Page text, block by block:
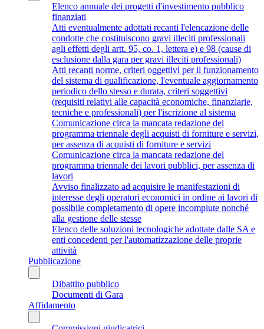
Elenco annuale dei progetti d'investimento pubblico
finanziati
Atti eventualmente adottati recanti l'elencazione delle
condotte che costituiscono gravi illeciti professionali
agli effetti degli artt. 95, co. 1, lettera e) e 98 (cause di
esclusione dalla gara per gravi illeciti professionali)
Atti recanti norme, criteri oggettivi per il funzionamento
del sistema di qualificazione, l'eventuale aggiornamento
periodico dello stesso e durata, criteri soggettivi
(requisiti relativi alle capacità economiche, finanziarie,
tecniche e professionali) per l'iscrizione al sistema
Comunicazione circa la mancata redazione del
programma triennale degli acquisti di forniture e servizi,
per assenza di acquisti di forniture e servizi
Comunicazione circa la mancata redazione del
programma triennale dei lavori pubblici, per assenza di
lavori
Avviso finalizzato ad acquisire le manifestazioni di
interesse degli operatori economici in ordine ai lavori di
possibile completamento di opere incompiute nonché
alla gestione delle stesse
Elenco delle soluzioni tecnologiche adottate dalle SA e
enti concedenti per l'automatizzazione delle proprie
attività
Pubblicazione
Dibattito pubblico
Documenti di Gara
Affidamento